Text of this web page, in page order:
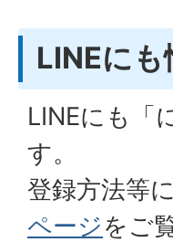
LINEに
LINEにも「
す。
登録方法等
ページをご